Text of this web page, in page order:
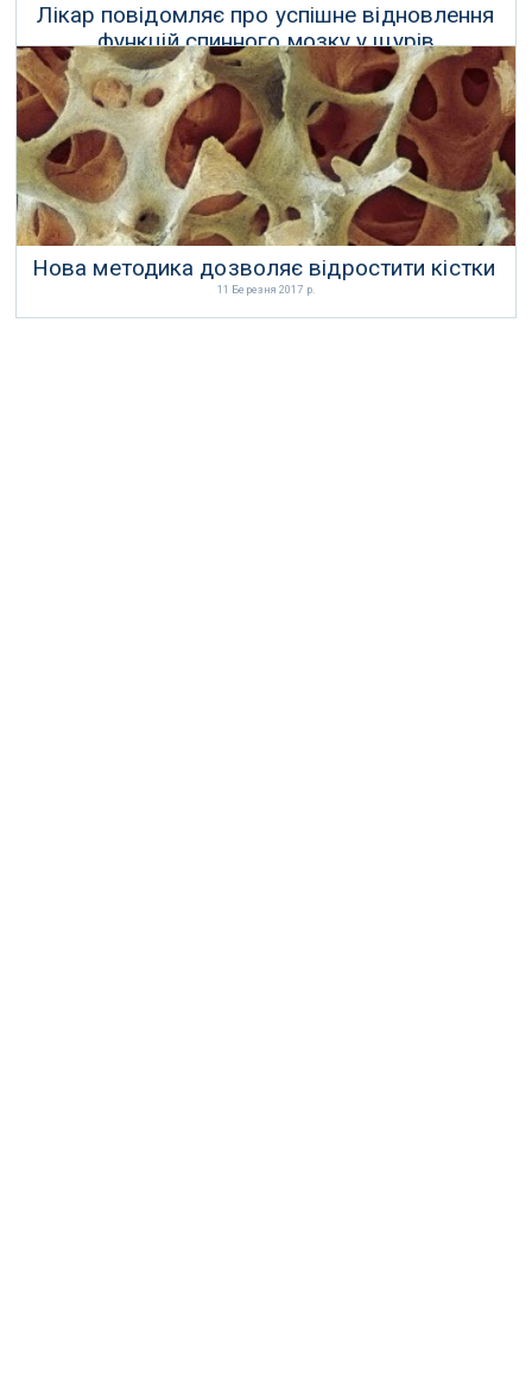
Лікар повідомляє про успішне відновлення
функцій спинного мозку у щурів
18 Червня 2017 р.
Нова методика дозволяє відростити кістки
11 Березня 2017 р.